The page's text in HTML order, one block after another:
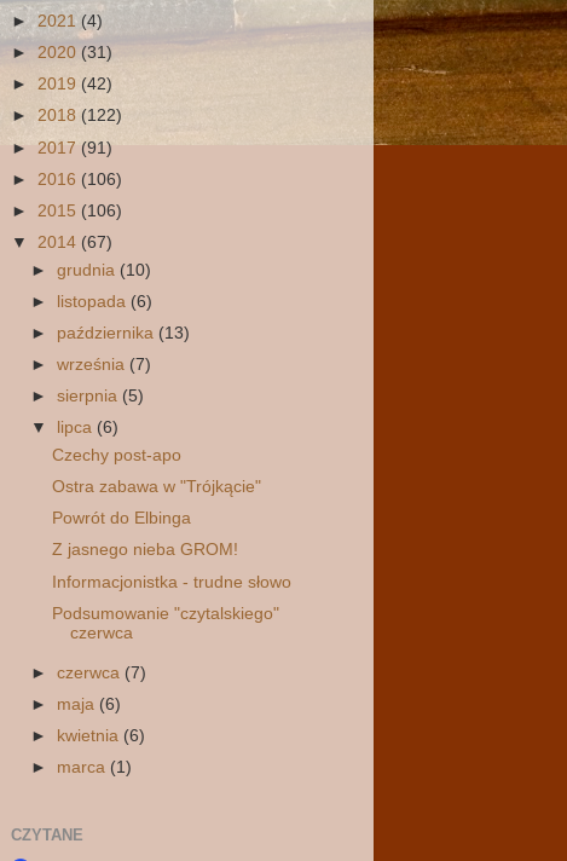
►2021 (4)
► 2020 (31)
► 2019 (42)
► 2018 (122)
► 2017 (91)
► 2016 (106)
► 2015 (106)
▼ 2014 (67)
►grudnia (10)
►
listopada (6)
► października (13)
►września (7)
►sierpnia (5)
▼
lipca (6)
Czechy post-apo
Ostra zabawa w "Trójkącie"
Powrót do Elbinga
Z jasnego nieba GROM!
Informacjonistka - trudne słowo
Podsumowanie "czytalskiego"
czerwca
►czerwca (7)
► maja (6)
►
kwietnia (6)
► marca (1)
CZYTANE